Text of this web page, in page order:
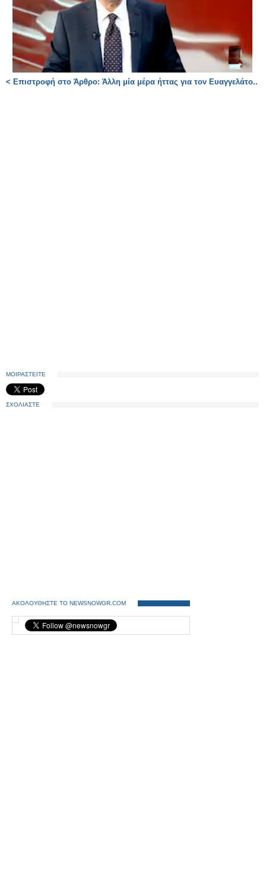
< Επιστροφή στο Άρθρο: Άλλη μία μέρα ήττας για τον Ευαγγελάτο..
ΜΟΙΡΑΣΤΕΙΤΕ
ΣΧΟΛΙΑΣΤΕ
ΑΚΟΛΟΥΘΗΣΤΕ ΤΟ NEWSNOWGR.COM